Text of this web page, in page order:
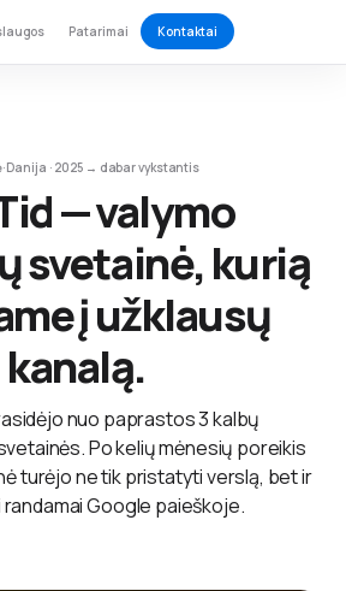
Patarimai Kontaktai
·Danija · 2025 → dabar vykstantis
— valymo
svetainė, kurią
į užklausų
kanalą.
nuo paprastos 3 kalbų
Po kelių mėnesių poreikis
turėjo ne tik pristatyti verslą, bet ir
Google paieškoje.